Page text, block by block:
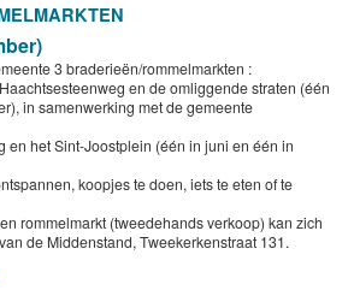
3 braderieën/rommelmarkten :
en de omliggende straten (één
in samenwerking met de gemeente
en het Sint-Joostplein (één in juni en één in
koopjes te doen, iets te eten of te
rommelmarkt (tweedehands verkoop) kan zich
de Middenstand, Tweekerkenstraat 131.